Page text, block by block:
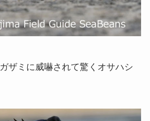
ザミに威嚇されて驚くオサハシ